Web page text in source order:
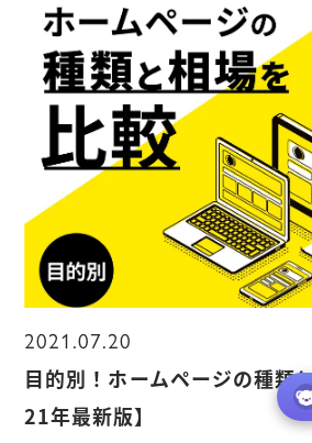
2021.07.20
目的別！ホームページの種類
21年最新版】